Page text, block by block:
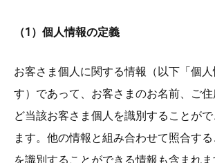
（1）個人情報の定義
お客さま個人に関する情報（以下「個人
す）であって、お客さまのお名前、ご
ど当該お客さま個人を識別することが
ます。他の情報と組み合わせて照合す
を識別することができる情報も含まれま